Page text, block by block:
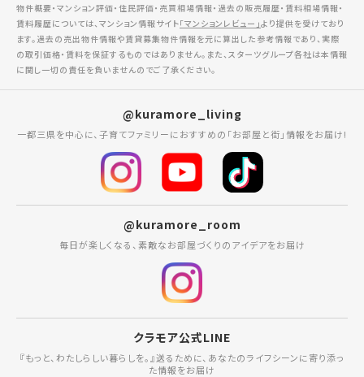
物件概要・マンション評価・住民評価・売買相場情報・過去の販売履歴・賃料相場情報・
賃料履歴については、マンション情報サイト「マンションレビュー」より提供を受けており
ます。過去の売出物件情報や賃貸募集物件情報を元に算出した参考情報であり、実際
の取引価格・賃料を保証するものではありません。また、スターツグループ各社は本情報
に関し一切の責任を負いませんのでご了承ください。
@kuramore_living
一都三県を中心に、子育てファミリーにおすすめの「お部屋と街」情報をお届け!
@kuramore_room
毎日が楽しくなる、素敵なお部屋づくりのアイデアをお届け
クラモア公式LINE
『もっと、わたしらしい暮らしを。』送るために、あなたのライフシーンに寄り添っ
た情報をお届け